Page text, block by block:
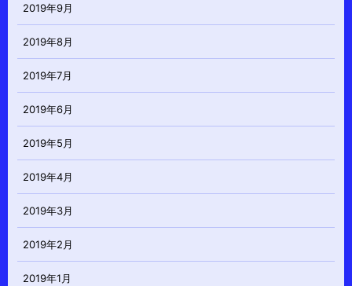
2019年9月
2019年8月
2019年7月
2019年6月
2019年5月
2019年4月
2019年3月
2019年2月
2019年1月